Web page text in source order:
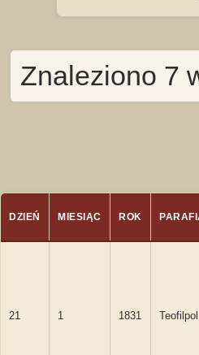
Znaleziono 7
DZIEŃ MIESIĄC ROK
21 1 1831 Teofilpol